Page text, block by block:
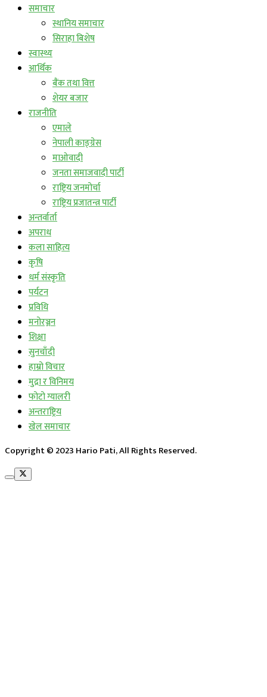
समाचार
स्थानिय समाचार
सिराहा बिशेष
स्वास्थ्य
आर्थिक
बैंक तथा वित्त
शेयर बजार
राजनीति
एमाले
नेपाली काङ्ग्रेस
माओवादी
जनता समाजवादी पार्टी
राष्ट्रिय जनमोर्चा
राष्ट्रिय प्रजातन्त्र पार्टी
अन्तर्वार्ता
अपराध
कला साहित्य
कृषि
धर्म संस्कृति
पर्यटन
प्रविधि
मनोरञ्जन
शिक्षा
सुनचाँदी
हाम्रो विचार
मुद्रा र विनिमय
फोटो ग्यालरी
अन्तराष्ट्रिय
खेल समाचार
Copyright © 2023 Hario Pati, All Rights Reserved.